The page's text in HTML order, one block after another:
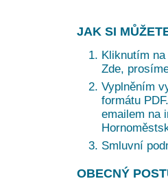
JAK SI
Kliknutím
Zde,
Vyplněním
formátu
emailem na
Smluvní
OBECNÝ